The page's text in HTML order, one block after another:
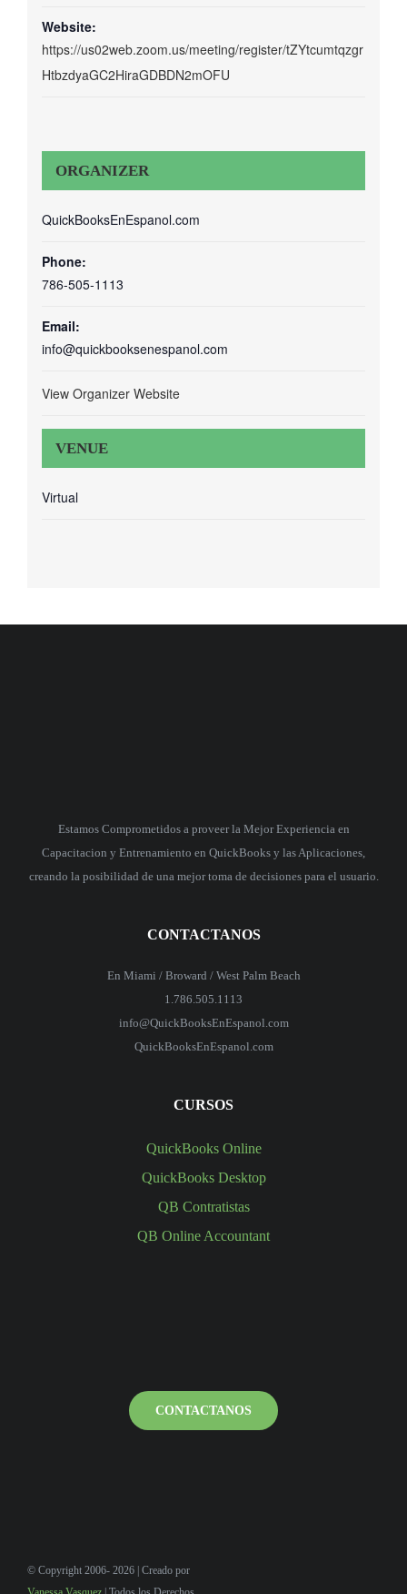
Website:
https://us02web.zoom.us/meeting/register/tZYtcumtqzgr
HtbzdyaGC2HiraGDBDN2mOFU
VENUE
Virtual
ORGANIZER
QuickBooksEnEspanol.com
Phone:
786-505-1113
Email:
info@quickbooksenespanol.com
View Organizer Website
Estamos Comprometidos a proveer la Mejor Experiencia en
Capacitacion y Entrenamiento en QuickBooks y las Aplicaciones,
creando la posibilidad de una mejor toma de decisiones para el usuario.
CONTACTANOS
En Miami / Broward / West Palm Beach
1.786.505.1113
info@QuickBooksEnEspanol.com
QuickBooksEnEspanol.com
CURSOS
QuickBooks Online
QuickBooks Desktop
QB Contratistas
QB Online Accountant
CONTACTANOS
© Copyright 2006- 2026 | Creado por